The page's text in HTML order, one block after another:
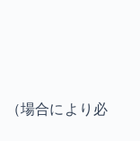
（場合により必